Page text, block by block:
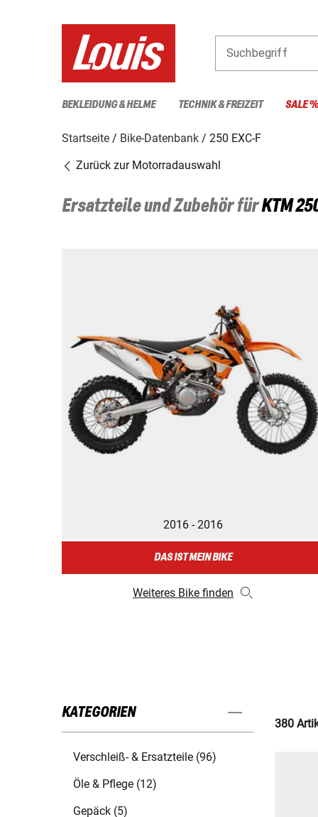
Suchbegriff
BEKLEIDUNG & HELME TECHNIK & FREIZEIT SALE %
Startseite Bike-Datenbank
250 EXC-F
Zurück zur Motorradauswahl
Ersatzteile und Zubehör fürKTM
2016 - 2016
DAS IST MEIN BIKE
Weiteres Bike finden
KATEGORIEN
Verschleiß- & Ersatzteile (96)
Öle & Pflege (12)
Gepäck (5)
380